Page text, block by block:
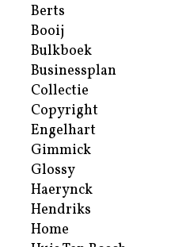
Berts
Booij
Bulkboek
Businessplan
Collectie
Copyright
Engelhart
Gimmick
Glossy
Haerynck
Hendriks
Home